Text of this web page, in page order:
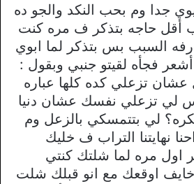
جدا وم بحب النكد والجو ده
ب أقل حاجه بتذكر ف مره كنت
السبب بس بتذكر لما ابوي
فجأه لقيتو جنبي وبقول :
عشان تزعلي كده كلها عباره
لي تزعلي نفسك عشان دنيا
لي بتتمسكي بالزعل وم
نهايتنا التراب ف خليك
اول مره لما شلتك كنتي
اوقعك مع انو قبلك شلت